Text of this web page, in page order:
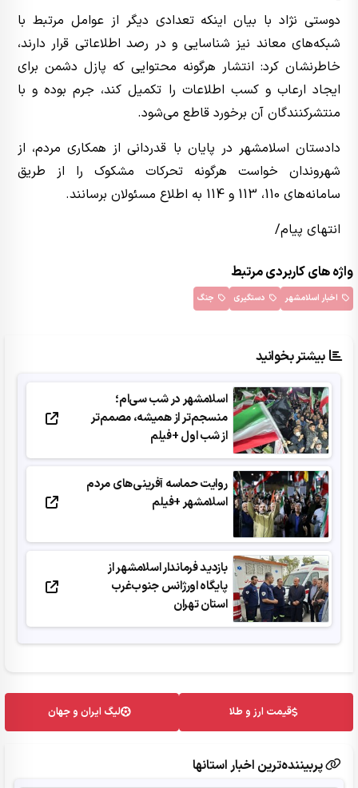
دوستی نژاد با بیان اینکه تعدادی دیگر از عوامل مرتبط با
شبکه‌های معاند نیز شناسایی و در رصد اطلاعاتی قرار دارند،
خاطرنشان کرد: انتشار هرگونه محتوایی که پازل دشمن برای
ایجاد ارعاب و کسب اطلاعات را تکمیل کند، جرم بوده و با
منتشرکنندگان آن برخورد قاطع می‌شود.
دادستان اسلامشهر در پایان با قدردانی از همکاری مردم، از
شهروندان خواست هرگونه تحرکات مشکوک را از طریق
سامانه‌های 110، 113 و 114 به اطلاع مسئولان برسانند.
انتهای پیام/
واژه های کاربردی مرتبط
اخبار اسلامشهر دستگیری جنگ
بیشتر بخوانید
اسلامشهر در شب سی‌ام؛
منسجم‌تر از همیشه، مصمم‌تر
از شب اول +فیلم
روایت حماسه آفرینی‌های مردم
اسلامشهر +فیلم
بازدید فرماندار اسلامشهر از
پایگاه اورژانس جنوب‌غرب
استان تهران
قیمت ارز و طلا لیگ ایران و جهان
پربیننده‌ترین اخبار استانها